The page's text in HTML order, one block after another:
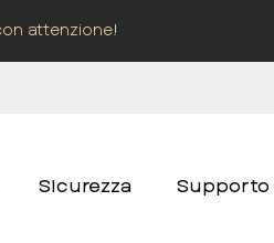
attenzione!
Sicurezza Supporto